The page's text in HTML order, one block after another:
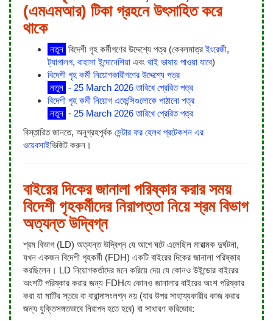
(এমএমআর) টিকা গ্রহনে উৎসাহিত করে
থাকে
নতুন বিদেশী গৃহ কর্মীগণের উদ্দেশ্যে পত্র (কেবলমাত্রইংরেজী,
ট্যাগালগ, বাহাসা ইন্দোনেশিয়া এবং থাই ভাষায় পাওয়া যাবে)
বিদেশী গৃহ কর্মী নিয়োগকারীগণের উদ্দেশ্যে পত্র
নতুন - 25 March 2026 তারিখে প্রেরিত পত্র
বিদেশী গৃহ কর্মী নিয়োগ এজেন্সিগুলোকে পাঠানো পত্র
নতুন - 25 March 2026 তারিখে প্রেরিত পত্র
বিস্তারিত জানতে, অনুগ্রহপূর্বক সেন্টার ফর হেলথ প্রটেকশন এর
ওয়েবসাইভিজিট করুন।
বাইরের দিকের জানালা পরিষ্কার করার সময়
বিদেশী গৃহকর্মীদের নিরাপত্তা নিয়ে শ্রম বিভাগ
অত্যন্ত উদ্বিগ্ন
শ্রম বিভাগ (LD) অত্যন্ত উদ্বিগ্ন যে আগে ঘটে এলেছিল মারাত্মক দুর্ঘটনা,
যখন একজন বিদেশী গৃহকর্মী (FDH) একটি বাইরের দিকের জানালা পরিষ্কার
করছিলেন। LD নিয়োগকর্তাদের মনে করিয়ে দেয় যে কোনও উইন্ডোর বাইরের
অংশটি পরিষ্কার করার জন্য FDHযে কোনও জানালার বাইরের অংশ পরিষ্কার
করা যা মাটির স্তরে বা বারান্দাসংলগ্ন নয় (যার উপর সাহায্যকারীর কাজ করার
জন্য যুক্তিসঙ্গতভাবে নিরাপদ হতে হবে) বা সাধারণ করিডোর: